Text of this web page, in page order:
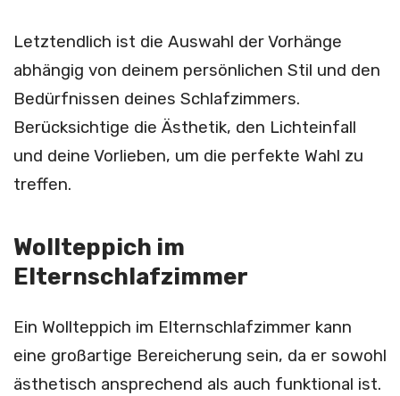
Letztendlich ist die Auswahl der Vorhänge
abhängig von deinem persönlichen Stil und den
Bedürfnissen deines Schlafzimmers.
Berücksichtige die Ästhetik, den Lichteinfall
und deine Vorlieben, um die perfekte Wahl zu
treffen.
Wollteppich im
Elternschlafzimmer
Ein Wollteppich im Elternschlafzimmer kann
eine großartige Bereicherung sein, da er sowohl
ästhetisch ansprechend als auch funktional ist.